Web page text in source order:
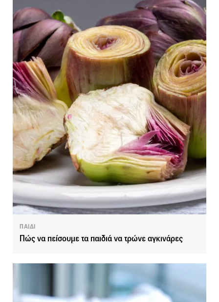
ΠΑΙΔΙ
Πώς να πείσουμε τα παιδιά να τρώνε αγκινάρες